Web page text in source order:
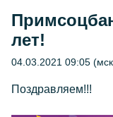
лет!
04.03.2021 09:05
Поздравляем!!!